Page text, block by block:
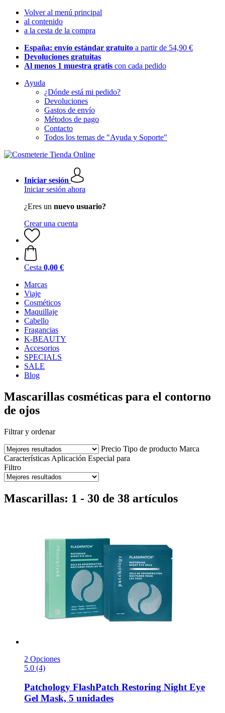
Volver al menú principal
al contenido
a la cesta de la compra
España: envío estándar gratuito a partir de 54,90 €
Devoluciones gratuitas
Al menos 1 muestra gratis con cada pedido
Ayuda
¿Dónde está mi pedido?
Devoluciones
Gastos de envío
Métodos de pago
Contacto
Todos los temas de "Ayuda y Soporte"
Iniciar sesión
Iniciar sesión ahora
¿Eres un nuevo usuario?
Crear una cuenta
Cesta 0,00 €
Marcas
Viaje
Cosméticos
Maquillaje
Cabello
Fragancias
K-BEAUTY
Accesorios
SPECIALS
SALE
Blog
Mascarillas cosméticas para el contorno
de ojos
Filtrar y ordenar
Precio Tipo de producto Marca
Características Aplicación Especial para
Filtro
Mascarillas: 1 - 30 de 38 artículos
2 Opciones
5.0 (4)
Patchology FlashPatch Restoring Night Eye
Gel Mask, 5 unidades